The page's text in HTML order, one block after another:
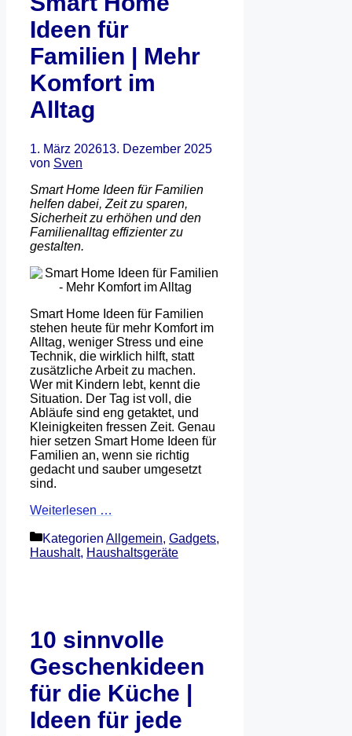
Ideen für
Familien | Mehr
Komfort im
Alltag
1. März 202613. Dezember 2025
von Sven
Smart Home Ideen für Familien
helfen dabei, Zeit zu sparen,
Sicherheit zu erhöhen und den
Familienalltag effizienter zu
gestalten.
Smart Home Ideen für Familien
stehen heute für mehr Komfort im
Alltag, weniger Stress und eine
Technik, die wirklich hilft, statt
zusätzliche Arbeit zu machen.
Wer mit Kindern lebt, kennt die
Situation. Der Tag ist voll, die
Abläufe sind eng getaktet, und
Kleinigkeiten fressen Zeit. Genau
hier setzen Smart Home Ideen für
Familien an, wenn sie richtig
gedacht und sauber umgesetzt
sind.
Weiterlesen …
Kategorien Allgemein, Gadgets,
Haushalt, Haushaltsgeräte
10 sinnvolle
Geschenkideen
für die Küche |
Ideen für jede